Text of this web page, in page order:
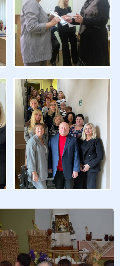
«Різьбяр по
засновником
технічне училище в
Участь у конкурсі…
більше